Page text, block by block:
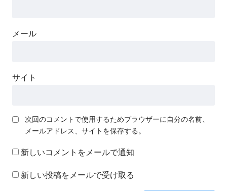
メール
サイト
次回のコメントで使用するためブラウザーに自分の名前、
メールアドレス、サイトを保存する。
新しいコメントをメールで通知
新しい投稿をメールで受け取る